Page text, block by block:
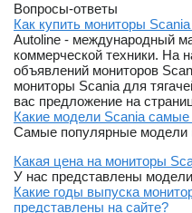
Вопросы-ответы
Как купить мониторы
Autoline - международный
коммерческой техники. На
объявлений мониторов
мониторы Scania для
вас предложение на
Какие модели Scania
Самые популярные модели
Какая цена на мониторы
У нас представлены
Какие годы выпуска
представлены на сайте?